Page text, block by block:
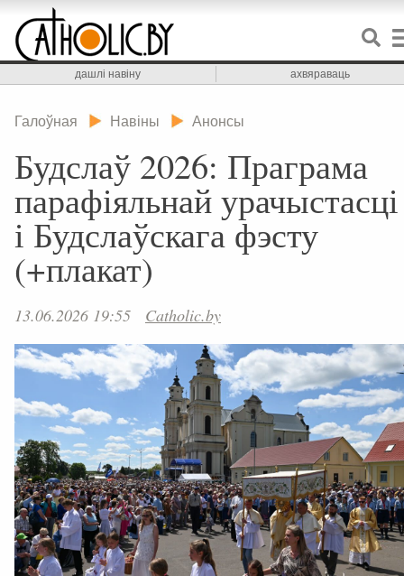
дашлі навіну ахвяраваць
Галоўная Навіны Анонсы
Будслаў 2026: Праграма
парафіяльнай урачыстасці
і Будслаўскага фэсту
(+плакат)
13.06.2026 19:55 Catholic.by